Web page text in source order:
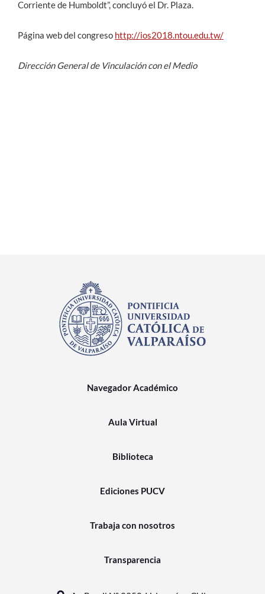
Corriente de Humboldt”, concluyó el Dr. Plaza.
Página web del congreso http://ios2018.ntou.edu.tw/
Dirección General de Vinculación con el Medio
Navegador Académico
Aula Virtual
Biblioteca
Ediciones PUCV
Trabaja con nosotros
Transparencia